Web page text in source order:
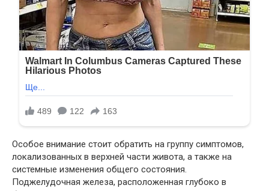
Особое внимание стоит обратить на группу симптомов,
локализованных в верхней части живота, а также на
системные изменения общего состояния.
Поджелудочная железа, расположенная глубоко в